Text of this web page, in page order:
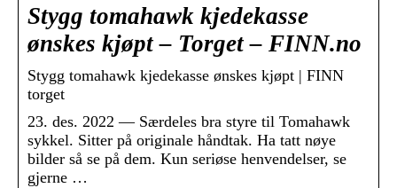
Stygg tomahawk kjedekasse
ønskes kjøpt – Torget – FINN.no
Stygg tomahawk kjedekasse ønskes kjøpt | FINN
torget
23. des. 2022 — Særdeles bra styre til Tomahawk
sykkel. Sitter på originale håndtak. Ha tatt nøye
bilder så se på dem. Kun seriøse henvendelser, se
gjerne …